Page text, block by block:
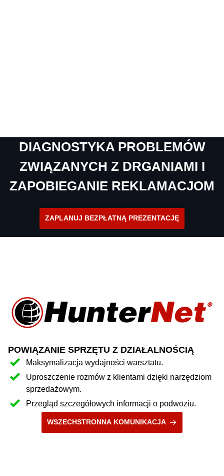
DIAGNOSTYKA PROBLEMÓW
ZWIĄZANYCH Z DRGANIAMI I
ZAPOBIEGANIE REKLAMACJOM
ZAPLANUJ BEZPŁATNĄ PREZENTACJĘ
POWIĄZANIE SPRZĘTU Z DZIAŁALNOŚCIĄ
Maksymalizacja wydajności warsztatu.
Uproszczenie rozmów z klientami dzięki narzędziom
sprzedażowym.
Przegląd szczegółowych informacji o podwoziu.
WSZECHSTRONNA KOMUNIKACJA